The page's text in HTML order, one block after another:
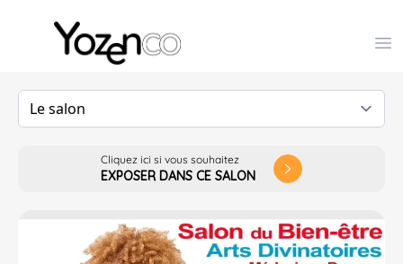
Yozenco - Organisateur de Salons, Evénements et
Cliquez ici si vous souhaitez
EXPOSER DANS CE SALON arrow_forward_ios